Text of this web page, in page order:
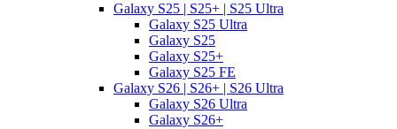
Galaxy S25 | S25+ | S25 Ultra
Galaxy S25 Ultra
Galaxy S25
Galaxy S25+
Galaxy S25 FE
Galaxy S26 | S26+ | S26 Ultra
Galaxy S26 Ultra
Galaxy S26+